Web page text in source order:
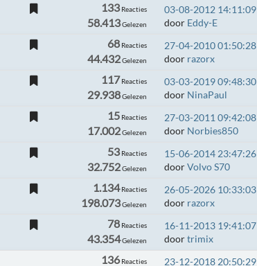
133Reacties
58.413Gelezen
03-08-2012 14:11:09
door Eddy-E
68Reacties
44.432Gelezen
27-04-2010 01:50:28
door razorx
117Reacties
29.938Gelezen
03-03-2019 09:48:30
door NinaPaul
15Reacties
17.002Gelezen
27-03-2011 09:42:08
door Norbies850
53Reacties
32.752Gelezen
15-06-2014 23:47:26
doorVolvo S70
1.134Reacties
198.073Gelezen
26-05-2026 10:33:03
door razorx
78Reacties
43.354Gelezen
16-11-2013 19:41:07
doortrimix
136Reacties
23-12-2018 20:50:29